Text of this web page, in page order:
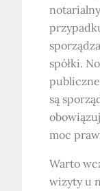
spółki.
są
moc
Warto
wizyty u